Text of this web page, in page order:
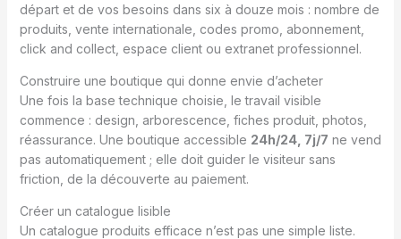
départ et de vos besoins dans six à douze mois : nombre de
produits, vente internationale, codes promo, abonnement,
click and collect, espace client ou extranet professionnel.
Construire une boutique qui donne envie d’acheter
Une fois la base technique choisie, le travail visible
commence : design, arborescence, fiches produit, photos,
réassurance. Une boutique accessible 24h/24, 7j/7 ne vend
pas automatiquement ; elle doit guider le visiteur sans
friction, de la découverte au paiement.
Créer un catalogue lisible
Un catalogue produits efficace n’est pas une simple liste.